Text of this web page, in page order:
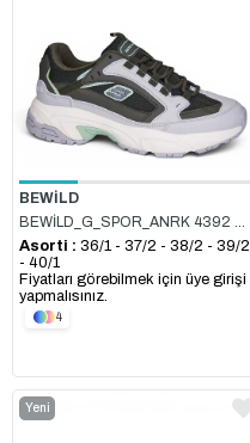
BEWİLD
BEWİLD_G_SPOR_ANRK 4392 HAKİ
Asorti : 36/1 - 37/2 - 38/2 - 39/2
- 40/1
Fiyatları görebilmek için üye girişi
yapmalısınız.
4
Yeni